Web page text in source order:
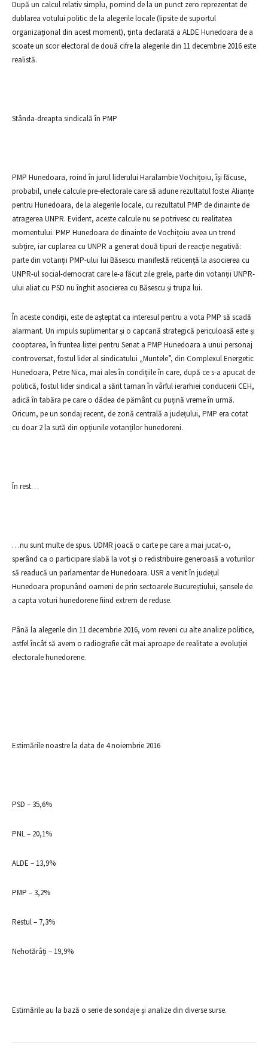
După un calcul relativ simplu, pornind de la un punct zero reprezentat de
dublarea votului politic de la alegerile locale (lipsite de suportul
organizațional din acest moment), ținta declarată a ALDE Hunedoara de a
scoate un scor electoral de două cifre la alegerile din 11 decembrie 2016 este
realistă.
Stânda-dreapta sindicală în PMP
PMP Hunedoara, roind în jurul liderului Haralambie Vochițoiu, își făcuse,
probabil, unele calcule pre-electorale care să adune rezultatul fostei Alianțe
pentru Hunedoara, de la alegerile locale, cu rezultatul PMP de dinainte de
atragerea UNPR. Evident, aceste calcule nu se potrivesc cu realitatea
momentului. PMP Hunedoara de dinainte de Vochițoiu avea un trend
subțire, iar cuplarea cu UNPR a generat două tipuri de reacție negativă:
parte din votanții PMP-ului lui Băsescu manifestă reticență la asocierea cu
UNPR-ul social-democrat care le-a făcut zile grele, parte din votanții UNPR-
ului aliat cu PSD nu înghit asocierea cu Băsescu și trupa lui.
În aceste condiții, este de așteptat ca interesul pentru a vota PMP să scadă
alarmant. Un impuls suplimentar și o capcană strategică periculoasă este și
cooptarea, în fruntea listei pentru Senat a PMP Hunedoara a unui personaj
controversat, fostul lider al sindicatului „Muntele”, din Complexul Energetic
Hunedoara, Petre Nica, mai ales în condițiile în care, după ce s-a apucat de
politică, fostul lider sindical a sărit taman în vârful ierarhiei conducerii CEH,
adică în tabăra pe care o dădea de pământ cu puțină vreme în urmă.
Oricum, pe un sondaj recent, de zonă centrală a județului, PMP era cotat
cu doar 2 la sută din opțiunile votanților hunedoreni.
În rest…
…nu sunt multe de spus. UDMR joacă o carte pe care a mai jucat-o,
sperând ca o participare slabă la vot și o redistribuire generoasă a voturilor
să readucă un parlamentar de Hunedoara. USR a venit în județul
Hunedoara propunând oameni de prin sectoarele Bucureștiului, șansele de
a capta voturi hunedorene fiind extrem de reduse.
Până la alegerile din 11 decembrie 2016, vom reveni cu alte analize politice,
astfel încât să avem o radiografie cât mai aproape de realitate a evoluției
electorale hunedorene.
Estimările noastre la data de 4 noiembrie 2016
PSD – 35,6%
PNL – 20,1%
ALDE – 13,9%
PMP – 3,2%
Restul – 7,3%
Nehotărâți – 19,9%
Estimările au la bază o serie de sondaje și analize din diverse surse.